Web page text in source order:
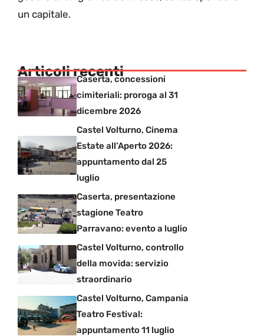
un capitale.
Articoli recenti
Caserta, concessioni
cimiteriali: proroga al 31
dicembre 2026
Castel Volturno, Cinema
Estate all’Aperto 2026:
appuntamento dal 25
luglio
Caserta, presentazione
stagione Teatro
Parravano: evento a luglio
Castel Volturno, controllo
della movida: servizio
straordinario
Castel Volturno, Campania
Teatro Festival:
appuntamento 11 luglio